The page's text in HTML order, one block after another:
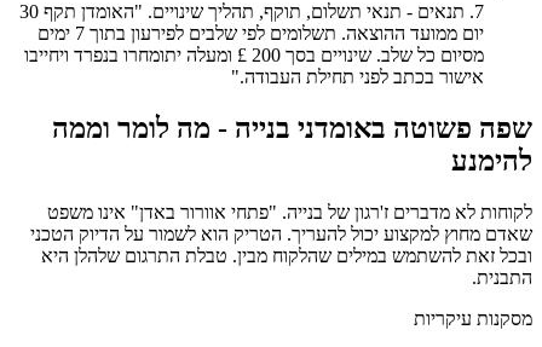
7. תנאים - תנאי תשלום, תוקף, תהליך שינויים. "האומדן תקף 30
יום ממועד ההוצאה. תשלומים לפי שלבים לפירעון בתוך 7 ימים
מסיום כל שלב. שינויים בסך 200 £ ומעלה יתומחרו בנפרד ויחייבו
אישור בכתב לפני תחילת העבודה."
שפה פשוטה באומדני בנייה - מה לומר וממה
להימנע
לקוחות לא מדברים ז'רגון של בנייה. "פתחי אוורור באדן" אינו משפט
שאדם מחוץ למקצוע יכול להעריך. הטריק הוא לשמור על הדיוק הטכני
ובכל זאת להשתמש במילים שהלקוח מבין. טבלת התרגום שלהלן היא
התבנית.
מסקנות עיקריות